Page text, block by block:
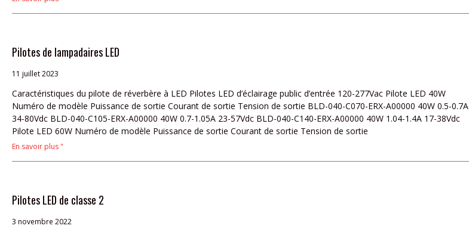
Pilotes de lampadaires LED
11 juillet 2023
Caractéristiques du pilote de réverbère à LED Pilotes LED d’éclairage public d’entrée 120-277Vac Pilote LED 40W
Numéro de modèle Puissance de sortie Courant de sortie Tension de sortie BLD-040-C070-ERX-A00000 40W 0.5-0.7A
34-80Vdc BLD-040-C105-ERX-A00000 40W 0.7-1.05A 23-57Vdc BLD-040-C140-ERX-A00000 40W 1.04-1.4A 17-38Vdc
Pilote LED 60W Numéro de modèle Puissance de sortie Courant de sortie Tension de sortie
En savoir plus "
Pilotes LED de classe 2
3 novembre 2022